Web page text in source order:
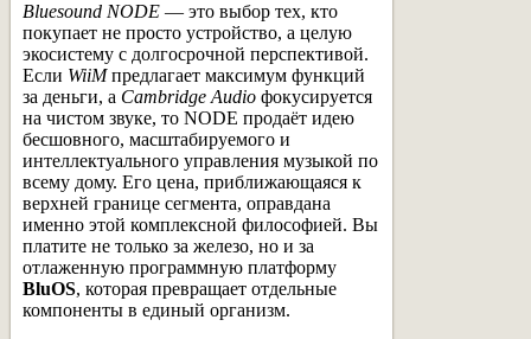
Bluesound NODE — это выбор тех, кто
покупает не просто устройство, а целую
экосистему с долгосрочной перспективой.
Если WiiMпредлагает максимум функций
за деньги, а Cambridge Audio фокусируется
на чистом звуке, то NODE продаёт идею
бесшовного, масштабируемого и
интеллектуального управления музыкой по
всему дому. Его цена, приближающаяся к
верхней границе сегмента, оправдана
именно этой комплексной философией. Вы
платите не только за железо, но и за
отлаженную программную платформу
BluOS, которая превращает отдельные
компоненты в единый организм.